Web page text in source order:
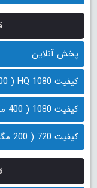
پخش آنلاین
کیفیت 1080 HQ ( 600 مگابایت)
کیفیت 1080 ( 400 مگابایت)
کیفیت 720 ( 200 مگابایت)